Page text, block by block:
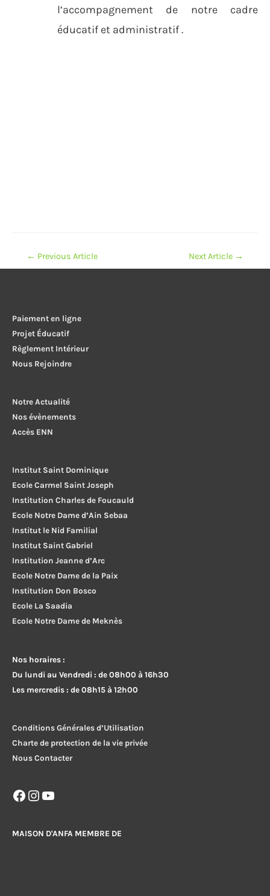
l’accompagnement de notre cadre
éducatif et administratif .
Navigation
de
← Previous Article Next Article →
Paiement en ligne
Projet Éducatif
Règlement Intérieur
Nous Rejoindre
Notre Actualité
Nos évènements
Accès ENN
Institut Saint Dominique
Ecole Carmel Saint Joseph
Institution Charles de Foucauld
Ecole Notre Dame d’Ain Sebaa
Institut le Nid Familial
Institut Saint Gabriel
Institution Jeanne d’Arc
Ecole Notre Dame de la Paix
Institution Don Bosco
Ecole La Saadia
Ecole Notre Dame de Meknès
Nos horaires :
Du lundi au Vendredi : de 08h00 à 16h30
Les mercredis : de 08h15 à 12h00
Conditions Générales d’Utilisation
Charte de protection de la vie privée
Nous Contacter
Facebook
Instagram
YouTube
MAISON D'ANFA MEMBRE DE